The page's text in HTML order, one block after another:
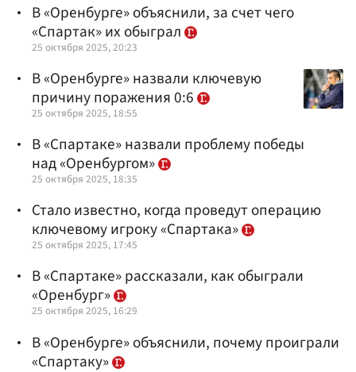
В «Оренбурге» объяснили, за счет чего
«Спартак» их обыграл
25 октября 2025, 20:23
В «Оренбурге» назвали ключевую
причину поражения 0:6
25 октября 2025, 18:55
В «Спартаке» назвали проблему победы
над «Оренбургом»
25 октября 2025, 18:35
Стало известно, когда проведут операцию
ключевому игроку «Спартака»
25 октября 2025, 17:45
В «Спартаке» рассказали, как обыграли
«Оренбург»
25 октября 2025, 16:29
В «Оренбурге» объяснили, почему проиграли
«Спартаку»